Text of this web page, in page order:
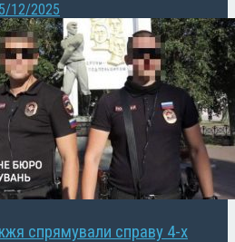
12/2025
спрямували справу 4-х